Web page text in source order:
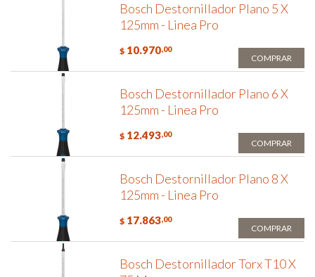
Bosch Destornillador Plano 5 X
125mm - Linea Pro
$ 10.970,00
COMPRAR
Bosch Destornillador Plano 6 X
125mm - Linea Pro
$ 12.493,00
COMPRAR
Bosch Destornillador Plano 8 X
125mm - Linea Pro
$ 17.863,00
COMPRAR
Bosch Destornillador Torx T10 X